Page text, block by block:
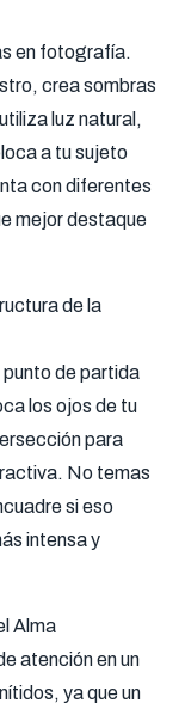
en fotografía.
crea sombras
luz natural,
a tu sujeto
con diferentes
mejor destaque
de la
punto de partida
los ojos de tu
para
No temas
si eso
intensa y
Alma
atención en un
ya que un